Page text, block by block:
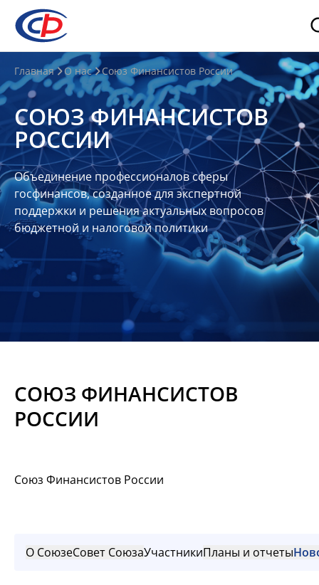
О
нас
О
СФР
Совет
Союза
Участники
Планы
отчеты
Контакты
Материалы
Главная О нас Союз Финансистов России
СОЮЗ ФИНАНСИСТОВ
РОССИИ
Объединение профессионалов сферы
госфинансов, созданное для экспертной
поддержки и решения актуальных вопросов
бюджетной и налоговой политики
СОЮЗ ФИНАНСИСТОВ
РОССИИ
Союз Финансистов России
О СоюзеСовет СоюзаУчастникиПланы и отчеты